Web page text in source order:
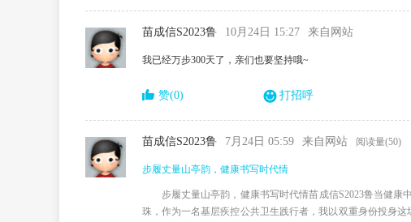
苗成信S2023鲁 10月24日 15:27 来自网站
我已经万步300天了，亲们也要坚持哦~
赞(0) 打招呼
苗成信S2023鲁 7月24日 05:59 来自网站 阅读量(50)
步履丈量山亭韵，健康书写时代情
步履丈量山亭韵，健康书写时代情苗成信S2023鲁当健
珠，作为一名基层疾控公共卫生践行者，我以双重身份投身